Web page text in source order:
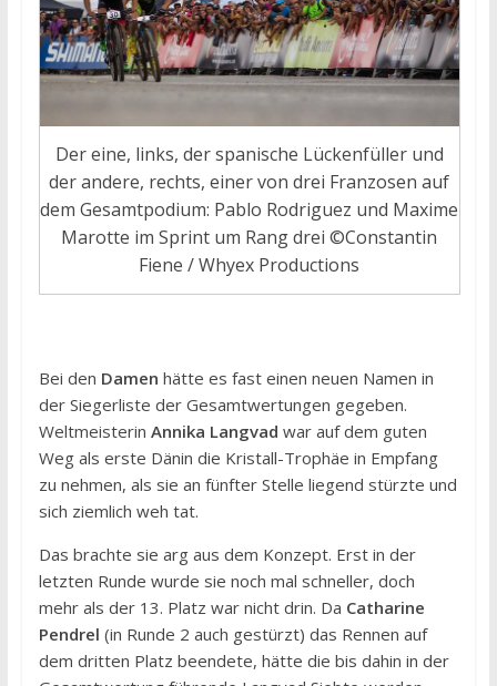
Der eine, links, der spanische Lückenfüller und
der andere, rechts, einer von drei Franzosen auf
dem Gesamtpodium: Pablo Rodriguez und Maxime
Marotte im Sprint um Rang drei ©Constantin
Fiene / Whyex Productions
Bei den Damen hätte es fast einen neuen Namen in
der Siegerliste der Gesamtwertungen gegeben.
Weltmeisterin Annika Langvad war auf dem guten
Weg als erste Dänin die Kristall-Trophäe in Empfang
zu nehmen, als sie an fünfter Stelle liegend stürzte und
sich ziemlich weh tat.
Das brachte sie arg aus dem Konzept. Erst in der
letzten Runde wurde sie noch mal schneller, doch
mehr als der 13. Platz war nicht drin. Da Catharine
Pendrel (in Runde 2 auch gestürzt) das Rennen auf
dem dritten Platz beendete, hätte die bis dahin in der